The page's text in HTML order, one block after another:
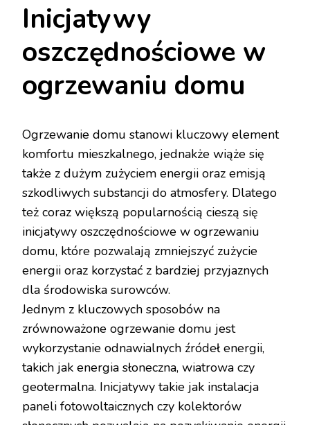
Inicjatywy
oszczędnościowe w
ogrzewaniu domu
Ogrzewanie domu stanowi kluczowy element
komfortu mieszkalnego, jednakże wiąże się
także z dużym zużyciem energii oraz emisją
szkodliwych substancji do atmosfery. Dlatego
też coraz większą popularnością cieszą się
inicjatywy oszczędnościowe w ogrzewaniu
domu, które pozwalają zmniejszyć zużycie
energii oraz korzystać z bardziej przyjaznych
dla środowiska surowców.
Jednym z kluczowych sposobów na
zrównoważone ogrzewanie domu jest
wykorzystanie odnawialnych źródeł energii,
takich jak energia słoneczna, wiatrowa czy
geotermalna. Inicjatywy takie jak instalacja
paneli fotowoltaicznych czy kolektorów